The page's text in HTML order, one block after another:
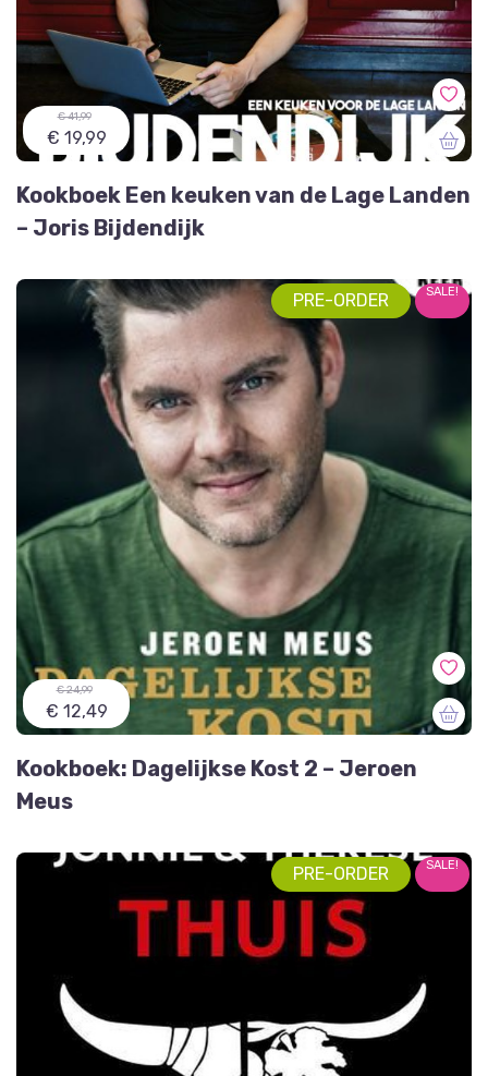
€ 41,99
€ 19,99
Kookboek Een keuken van de Lage Landen
– Joris Bijdendijk
PRE-ORDER SALE!
€ 24,99
€ 12,49
Kookboek: Dagelijkse Kost 2 – Jeroen
Meus
PRE-ORDER SALE!